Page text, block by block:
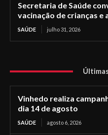
Secretaria de Saúde
vacinação de crianças e
SAÚDE julho 31, 2026
Vinhedo realiza
dia 14 de agosto
SAÚDE agosto 6, 2026